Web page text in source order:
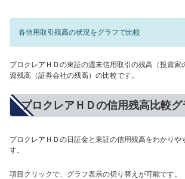
各信用取引残高の状況をグラフで比較
プロクレアＨＤの東証の週末信用取引の残高（投資家
資残高（証券会社の残高）の比較です。
プロクレアＨＤの信用残高比較グ
プロクレアＨＤの日証金と東証の信用残高をわかりや
す。
項目クリックで、グラフ表示の切り替えが可能です。